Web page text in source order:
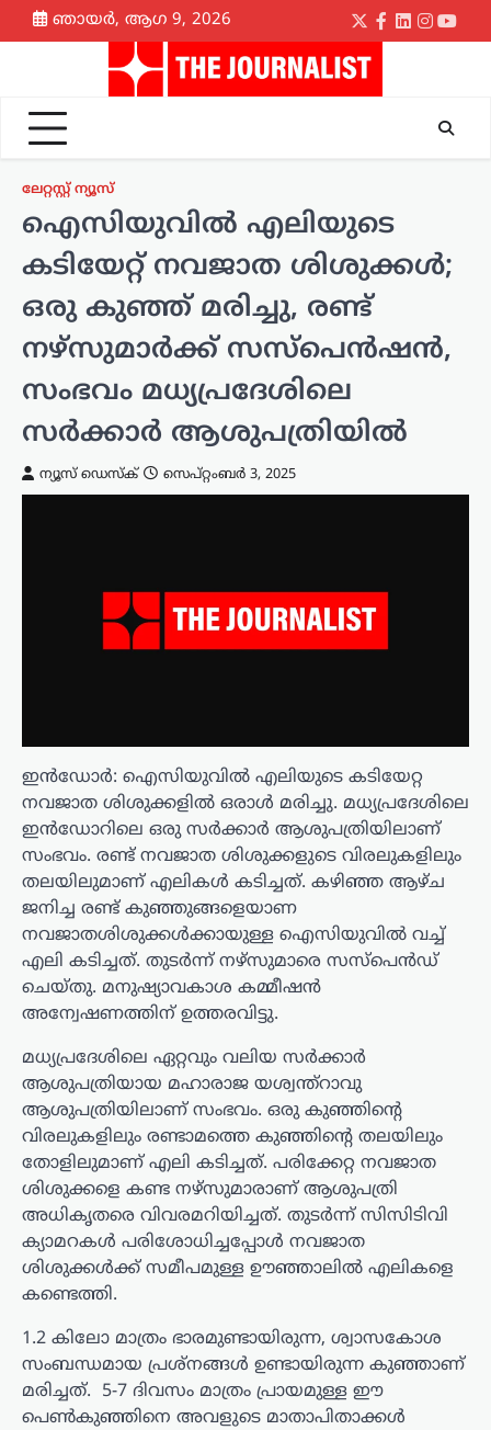
Skip
to
ഞായർ, ആഗ 9, 2026
Twitter
Facebook
LinkedIn
ലേറ്റസ്റ്റ് ന്യൂസ്
ഐസിയുവിൽ എലിയുടെ
കടിയേറ്റ് നവജാത ശിശുക്കൾ;
ഒരു കുഞ്ഞ് മരിച്ചു, രണ്ട്
നഴ്സുമാർക്ക് സസ്പെൻഷൻ,
സംഭവം മധ്യപ്രദേശിലെ
സർക്കാർ ആശുപത്രിയിൽ
ന്യൂസ് ഡെസ്ക് സെപ്റ്റംബർ 3, 2025
ഇൻഡോർ: ഐസിയുവിൽ എലിയുടെ കടിയേറ്റ
നവജാത ശിശുക്കളിൽ ഒരാൾ മരിച്ചു. മധ്യപ്രദേശിലെ
ഇൻഡോറിലെ ഒരു സർക്കാർ ആശുപത്രിയിലാണ്
സംഭവം. രണ്ട് നവജാത ശിശുക്കളുടെ വിരലുകളിലും
തലയിലുമാണ് എലികൾ കടിച്ചത്. കഴിഞ്ഞ ആഴ്ച
ജനിച്ച രണ്ട് കുഞ്ഞുങ്ങളെയാണ
നവജാതശിശുക്കൾക്കായുള്ള ഐസിയുവിൽ വച്ച്
എലി കടിച്ചത്. തുടർന്ന് നഴ്സുമാരെ സസ്പെൻഡ്
ചെയ്തു. മനുഷ്യാവകാശ കമ്മീഷൻ
അന്വേഷണത്തിന് ഉത്തരവിട്ടു.
മധ്യപ്രദേശിലെ ഏറ്റവും വലിയ സർക്കാർ
ആശുപത്രിയായ മഹാരാജ യശ്വന്ത്റാവു
ആശുപത്രിയിലാണ് സംഭവം. ഒരു കുഞ്ഞിന്റെ
വിരലുകളിലും രണ്ടാമത്തെ കുഞ്ഞിന്റെ തലയിലും
തോളിലുമാണ് എലി കടിച്ചത്. പരിക്കേറ്റ നവജാത
ശിശുക്കളെ കണ്ട നഴ്സുമാരാണ് ആശുപത്രി
അധികൃതരെ വിവരമറിയിച്ചത്. തുടർന്ന് സിസിടിവി
ക്യാമറകൾ പരിശോധിച്ചപ്പോൾ നവജാത
ശിശുക്കൾക്ക് സമീപമുള്ള ഊഞ്ഞാലിൽ എലികളെ
കണ്ടെത്തി.
1.2 കിലോ മാത്രം ഭാരമുണ്ടായിരുന്ന, ശ്വാസകോശ
സംബന്ധമായ പ്രശ്നങ്ങൾ ഉണ്ടായിരുന്ന കുഞ്ഞാണ്
മരിച്ചത്. 5-7 ദിവസം മാത്രം പ്രായമുള്ള ഈ
പെൺകുഞ്ഞിനെ അവളുടെ മാതാപിതാക്കൾ